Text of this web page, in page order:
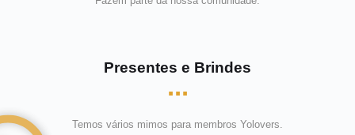
Presentes e Brindes
...
Temos vários mimos para membros Yolovers.